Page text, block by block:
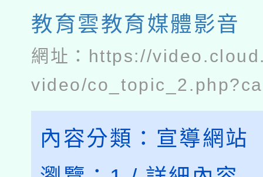
教育雲教育媒體影音
網址： https://
video/
內容分類： 宣導網站